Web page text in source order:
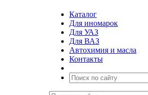
Каталог
Для иномарок
Для УАЗ
Для ВАЗ
Автохимия и масла
Контакты